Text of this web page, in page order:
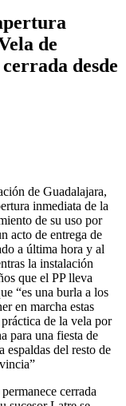
de
desde
de Guadalajara,
inmediata de la
de su uso por
acto de entrega de
a última hora y al
la instalación
que el PP lleva
“es una burla a los
en marcha estas
de la vela por
para una fiesta de
espaldas del resto de
cerrada